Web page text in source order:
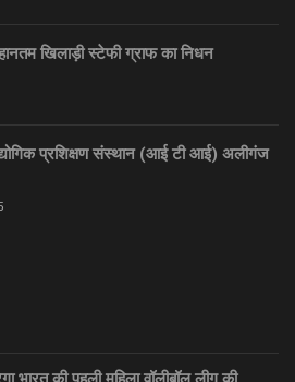
खिलाड़ी स्टेफी ग्राफ का निधन
प्रशिक्षण संस्थान (आई टी आई) अलीगंज